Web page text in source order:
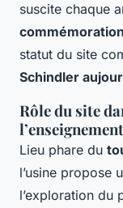
suscite chaque
statut du site
Schindler
Rôle du site
Lieu phare du
l’usine propose
l’exploration du